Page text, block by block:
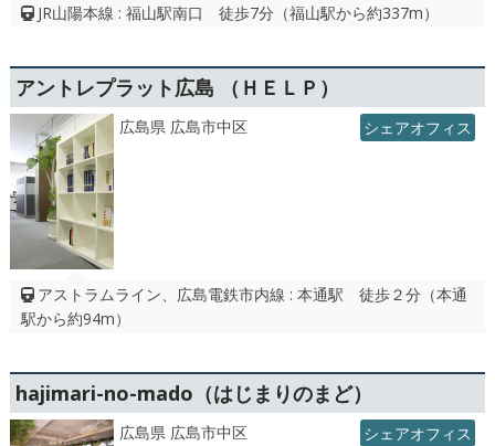
JR山陽本線 : 福山駅南口 徒歩7分（福山駅から約337m）
アントレプラット広島 （ＨＥＬＰ）
広島県 広島市中区 シェアオフィス
アストラムライン、広島電鉄市内線 : 本通駅 徒歩２分（本通
駅から約94m）
hajimari-no-mado（はじまりのまど）
広島県 広島市中区 シェアオフィス